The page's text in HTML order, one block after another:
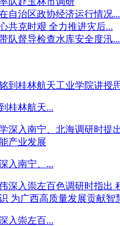
自治区政协经济运行情况...
共克时艰 全力推进灾后...
队督导检查水库安全度汛...
桂林航天...
入南宁、...
入崇左百...